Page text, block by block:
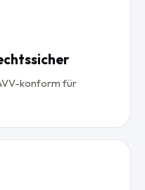
konform für